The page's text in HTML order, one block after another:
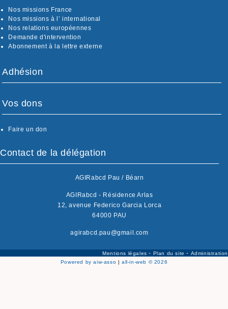
Nos missions France
Nos missions à l’ international
Nos relations européennes
Demande d'intervention
Abonnement à la lettre externe
Adhésion
Vos dons
Faire un don
Contact de la délégation
AGIRabcd Pau / Béarn
AGIRabcd - Résidence Arlas
12, avenue Federico Garcia Lorca
64000 PAU
agirabcd.pau@gmail.com
Mentions légales- Plan du site- Administration
Powered by aiw-asso | all-in-web © 2026